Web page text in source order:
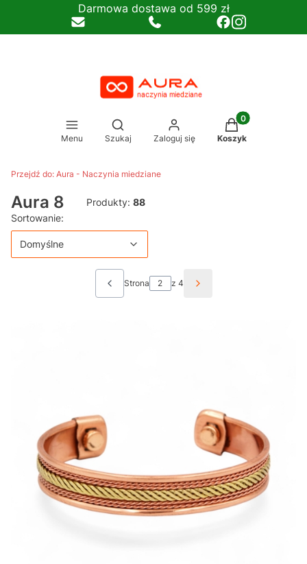
Darmowa dostawa od 599 zł
Menu
Otwórz wyszukiwarkę
Szukaj Zaloguj się
Produkty w
Koszyk
Przejdź do: Aura - Naczynia miedziane
Aura 8 Produkty: 88
Lista produktów
Sortowanie:
Domyślne
Poprzednie produkty
Strona z 4 Następne produkty